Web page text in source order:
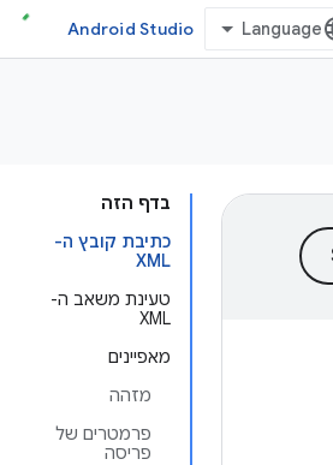
Android Studio
בדף הזה
כתיבת קובץ ה-
XML
טעינת משאב ה-
XML
מאפיינים
מזהה
פרמטרים של
פריסה